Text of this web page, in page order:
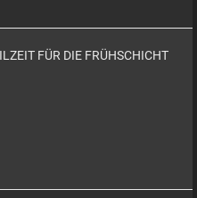
FÜR DIE FRÜHSCHICHT